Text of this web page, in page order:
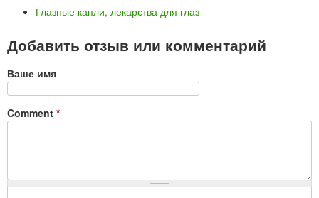
Глазные капли, лекарства для глаз
Добавить отзыв или комментарий
Ваше имя
Comment *